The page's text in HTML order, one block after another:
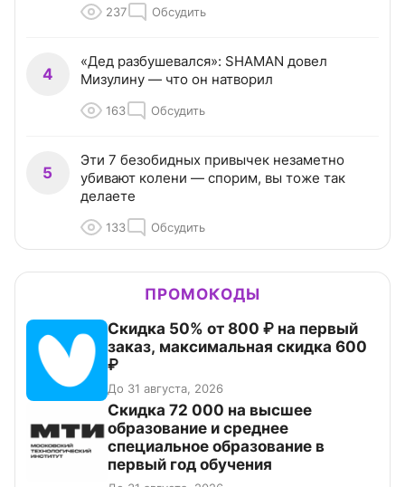
237 Обсудить
4
«Дед разбушевался»: SHAMAN довел
Мизулину — что он натворил
163 Обсудить
5
Эти 7 безобидных привычек незаметно
убивают колени — спорим, вы тоже так
делаете
133 Обсудить
ПРОМОКОДЫ
Скидка 50% от 800 ₽ на первый
заказ, максимальная скидка 600
₽
До 31 августа, 2026
Скидка 72 000 на высшее
образование и среднее
специальное образование в
первый год обучения